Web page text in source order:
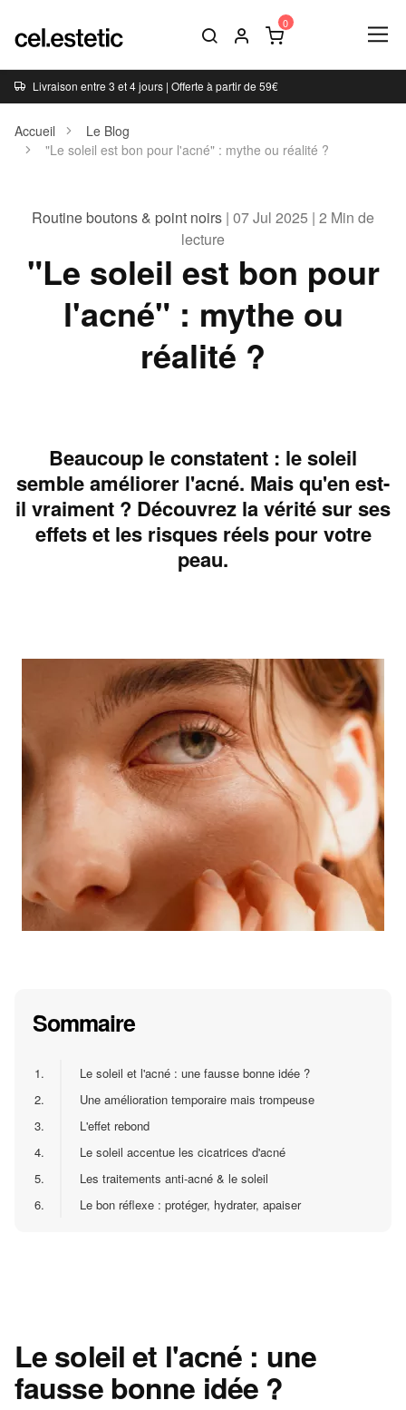
Livraison entre 3 et 4 jours | Offerte à partir de 59€
Accueil
Le Blog
"Le soleil est bon pour l'acné" : mythe ou réalité ?
Routine boutons & point noirs | 07 Jul 2025 | 2 Min de
lecture
"Le soleil est bon pour
l'acné" : mythe ou
réalité ?
Beaucoup le constatent : le soleil
semble améliorer l'acné. Mais qu'en est-
il vraiment ? Découvrez la vérité sur ses
effets et les risques réels pour votre
peau.
Sommaire
1.
Le soleil et l'acné : une fausse bonne idée ?
2.
Une amélioration temporaire mais trompeuse
3.
L'effet rebond
4.
Le soleil accentue les cicatrices d'acné
5.
Les traitements anti-acné & le soleil
6.
Le bon réflexe : protéger, hydrater, apaiser
Le soleil et l'acné : une
fausse bonne idée ?